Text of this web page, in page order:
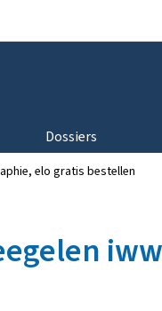
Dossiers
elo gratis bestellen